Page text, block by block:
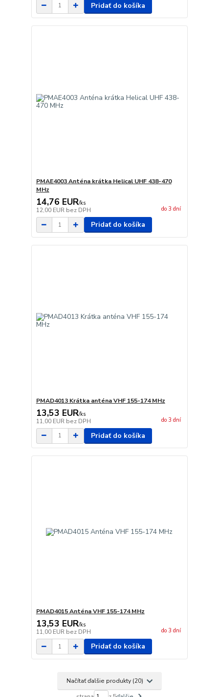
Pridať do košíka
PMAE4003 Anténa krátka Helical UHF 438-470
MHz
14,76 EUR/ks
12,00 EUR bez DPH do 3 dní
Pridať do košíka
PMAD4013 Krátka anténa VHF 155-174 MHz
13,53 EUR/ks
11,00 EUR bez DPH do 3 dní
Pridať do košíka
PMAD4015 Anténa VHF 155-174 MHz
13,53 EUR/ks
11,00 EUR bez DPH do 3 dní
Pridať do košíka
Načítať ďalšie produkty (20)